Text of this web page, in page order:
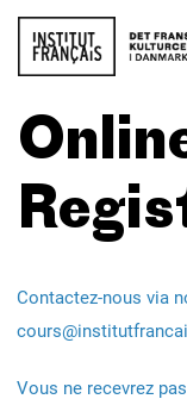
Contactez-nous via
Vous ne recevrez